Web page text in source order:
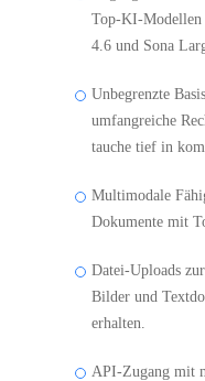
Top-KI-Modellen
4.6 und Sona
Unbegrenzte
umfangreiche
tauche tief in
Multimodale
Dokumente mit
Datei-Uploads
Bilder und
erhalten.
API-Zugang mit